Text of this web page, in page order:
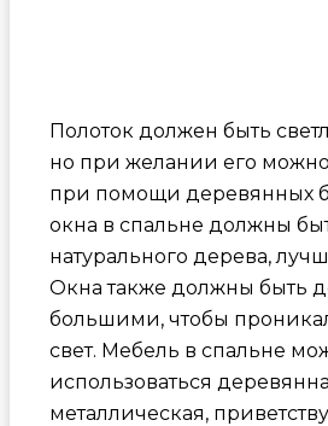
Полоток должен быть
но при желании его
при помощи деревянных
окна в спальне должны
натурального дерева,
Окна также должны быть
большими, чтобы
свет. Мебель в спальне
использоваться
металлическая,